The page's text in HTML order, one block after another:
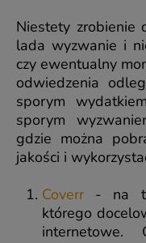
Niestety zrobienie
lada wyzwanie i
czy ewentualny
odwiedzenia
sporym
sporym
gdzie można
jakości i
Coverr- na tej
którego
internetowe.